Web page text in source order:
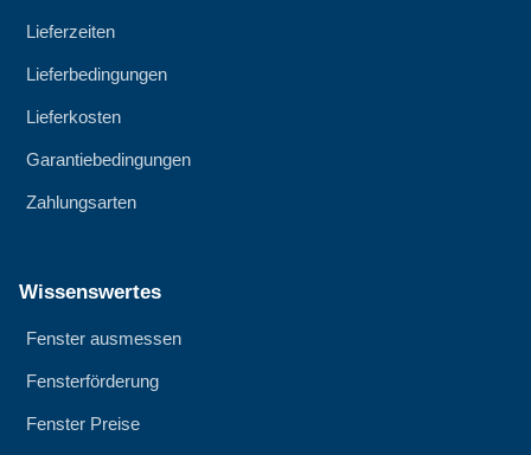
Lieferzeiten
Lieferbedingungen
Lieferkosten
Garantiebedingungen
Zahlungsarten
Wissenswertes
Fenster ausmessen
Fensterförderung
Fenster Preise